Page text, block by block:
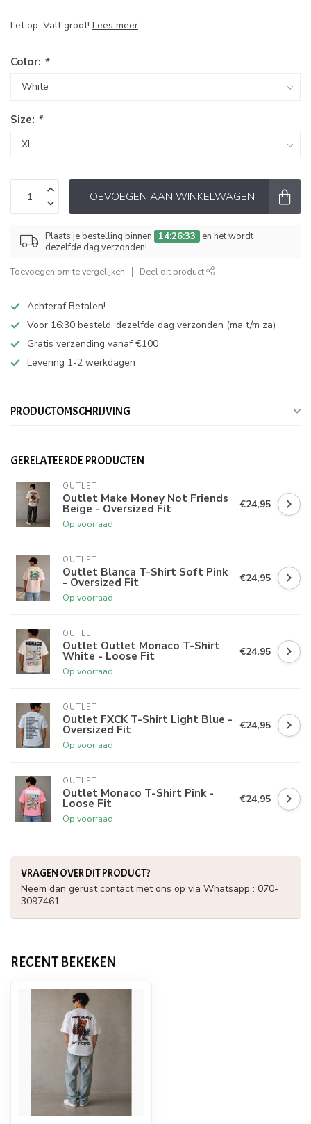
Let op: Valt groot! Lees meer.
Color: *
Size: *
TOEVOEGEN AAN WINKELWAGEN
Plaats je bestelling binnen 14:26:33
en het wordt
dezelfde dag verzonden!
Toevoegen om te vergelijken Deel dit product
Achteraf Betalen!
Voor 16:30 besteld, dezelfde dag verzonden (ma t/m za)
Gratis verzending vanaf €100
Levering 1-2 werkdagen
PRODUCTOMSCHRIJVING
GERELATEERDE PRODUCTEN
OUTLET
Outlet Make Money Not Friends
Beige - Oversized Fit
Op voorraad
€24,95
OUTLET
Outlet Blanca T-Shirt Soft Pink
- Oversized Fit
Op voorraad
€24,95
OUTLET
Outlet Outlet Monaco T-Shirt
White - Loose Fit
Op voorraad
€24,95
OUTLET
Outlet FXCK T-Shirt Light Blue -
Oversized Fit
Op voorraad
€24,95
OUTLET
Outlet Monaco T-Shirt Pink -
Loose Fit
Op voorraad
€24,95
VRAGEN OVER DIT PRODUCT?
Neem dan gerust contact met ons op via Whatsapp : 070-
3097461
RECENT BEKEKEN